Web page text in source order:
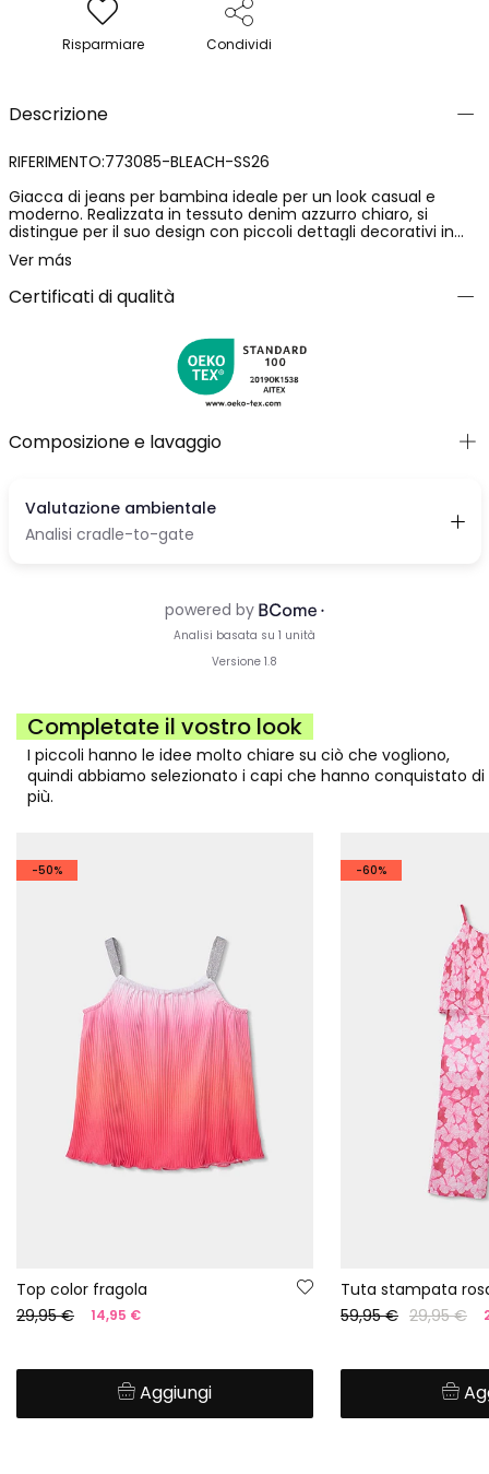
Risparmiare Condividi
Descrizione
RIFERIMENTO:773085-BLEACH-SS26
Giacca di jeans per bambina ideale per un look casual e
moderno. Realizzata in tessuto denim azzurro chiaro, si
distingue per il suo design con piccoli dettagli decorativi in
rilievo che aggiungono un tocco chic. Include chiusura
frontale a bottoni e tasche con patta sul petto. Progettata
per offrire comfort, è perfetta per bambine dai 2 ai 14 anni.
Puoi abbinarla facilmente con vestiti o pantaloni per uno stile
rendono un capo senza tempo e pratico per diverse
Ver más
Certificati di qualità
Composizione e lavaggio
Completate il vostro look
I piccoli hanno le idee molto chiare su ciò che vogliono,
quindi abbiamo selezionato i capi che hanno conquistato di
più.
-50%
Top color fragola
29,95 €
14,95 €
Aggiungi
-60%
Tuta stampata
59,95 € 29,95 €